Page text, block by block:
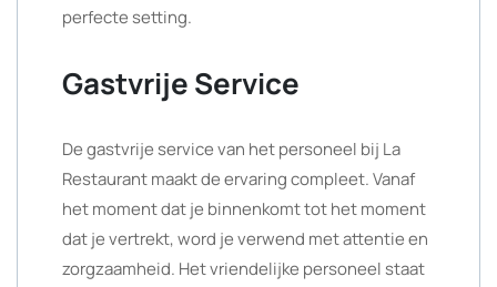
perfecte setting.
Gastvrije Service
De gastvrije service van het personeel bij La
Restaurant maakt de ervaring compleet. Vanaf
het moment dat je binnenkomt tot het moment
dat je vertrekt, word je verwend met attentie en
zorgzaamheid. Het vriendelijke personeel staat